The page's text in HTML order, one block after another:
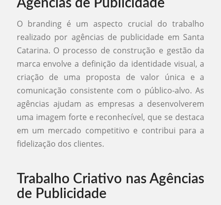
Agências de Publicidade
O branding é um aspecto crucial do trabalho
realizado por agências de publicidade em Santa
Catarina. O processo de construção e gestão da
marca envolve a definição da identidade visual, a
criação de uma proposta de valor única e a
comunicação consistente com o público-alvo. As
agências ajudam as empresas a desenvolverem
uma imagem forte e reconhecível, que se destaca
em um mercado competitivo e contribui para a
fidelização dos clientes.
Trabalho Criativo nas Agências
de Publicidade